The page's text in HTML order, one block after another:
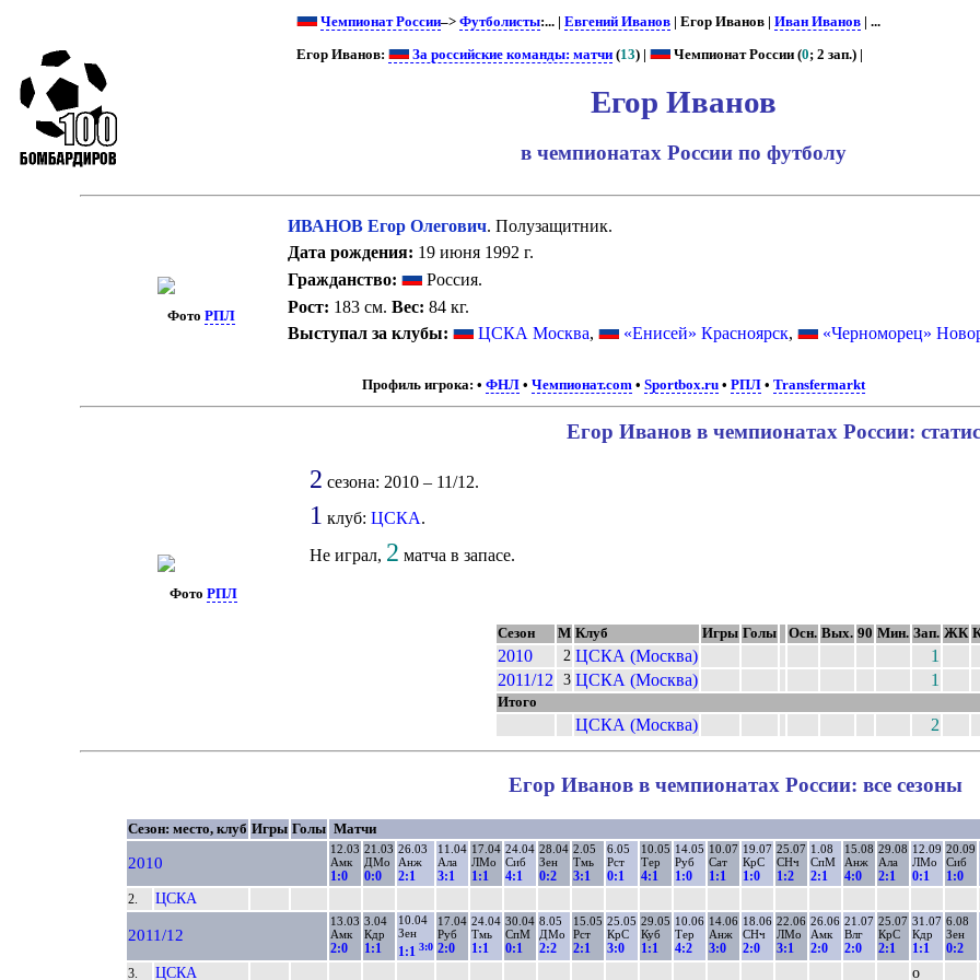
Чемпионат России–>Футболисты:... |Евгений Иванов | Егор Иванов |Иван Иванов | ...
Егор Иванов: За российские команды: матчи (13) | Чемпионат России (0; 2 зап.) |
Егор Иванов
в чемпионатах России по футболу
Фото РПЛ
ИВАНОВ Егор Олегович. Полузащитник.
Дата рождения: 19 июня 1992 г.
Гражданство:
Россия.
Рост: 183 см. Вес: 84 кг.
Выступал за клубы:
ЦСКА Москва, «Енисей» Красноярск, «Черноморец»
Профиль игрока: • ФНЛ• Чемпионат.com• Sportbox.ru• РПЛ• Transfermarkt
Фото РПЛ
Егор Иванов в чемпионатах России:
2 сезона: 2010 – 11/12.
1 клуб:ЦСКА.
Не играл, 2 матча в запасе.
Сезон М Клуб Игры Голы Осн. Вых. 90 Мин. Зап. ЖК
2010 2 ЦСКА (Москва)
1
2011/12
3 ЦСКА (Москва) 1
Итого
ЦСКА (Москва) 2
Егор Иванов в чемпионатах России: все сезоны
Сезон: место, клуб Игры Голы Матчи
2010
12.03
Амк
1:0
21.03
ДМо
0:0
26.03
Анж
2:1
11.04
Ала
3:1
17.04
ЛМо
1:1
24.04
Сиб
4:1
28.04
Зен
0:2
2.05
Тмь
3:1
6.05
Рст
0:1
10.05
Тер
4:1
14.05
Руб
1:0
10.07
Сат
1:1
19.07
КрС
1:0
25.07
СНч
1:2
1.08
СпМ
2:1
15.08
Анж
4:0
29.08
Ала
2:1
12.09
ЛМо
0:1
20.09
Сиб
1:0
2. ЦСКА
2011/12
13.03
Амк
2:0
3.04
Кдр
1:1
10.04
Зен
1:1 3:0
17.04
Руб
2:0
24.04
Тмь
1:1
30.04
СпМ
0:1
8.05
ДМо
2:2
15.05
Рст
2:1
25.05
КрС
3:0
29.05
Куб
1:1
10.06
Тер
4:2
14.06
Анж
3:0
18.06
СНч
2:0
22.06
ЛМо
3:1
26.06
Амк
2:0
21.07
Влг
2:0
25.07
КрС
2:1
31.07
Кдр
1:1
6.08
Зен
0:2
3. ЦСКА о